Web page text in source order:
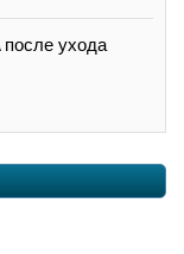
после ухода